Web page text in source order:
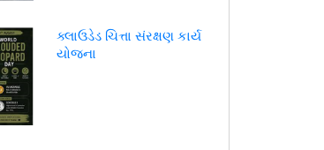
ક્લાઉડેડ ચિત્તા સંરક્ષણ કાર્ય
યોજના